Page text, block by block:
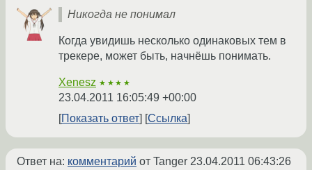
Никогда не понимал
Когда увидишь несколько одинаковых тем в
трекере, может быть, начнёшь понимать.
Xenesz ★★★★
23.04.2011 16:05:49 +00:00
Показать ответ
Ссылка
Ответ на: комментарий от Tanger 23.04.2011 06:43:26